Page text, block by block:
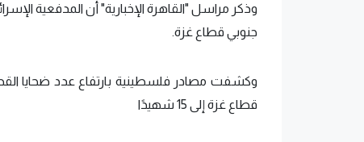
وذكر مراسل "القاهرة الإخبارية" أن المدفعية
جنوبي قطاع غزة.
وكشفت مصادر فلسطينية بارتفاع عدد ضحايا
قطاع غزة إلى 15 شهيدًا